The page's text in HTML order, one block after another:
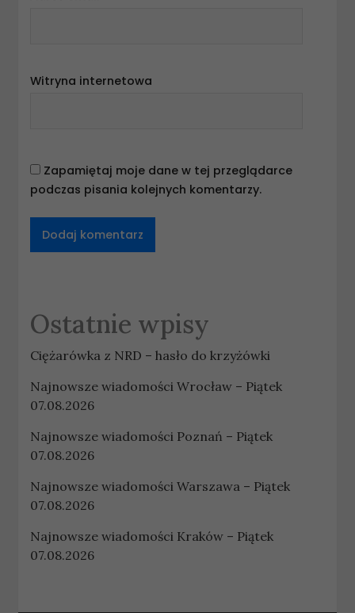
Witryna internetowa
Zapamiętaj moje dane w tej przeglądarce
podczas pisania kolejnych komentarzy.
Ostatnie wpisy
Ciężarówka z NRD – hasło do krzyżówki
Najnowsze wiadomości Wrocław – Piątek
07.08.2026
Najnowsze wiadomości Poznań – Piątek
07.08.2026
Najnowsze wiadomości Warszawa – Piątek
07.08.2026
Najnowsze wiadomości Kraków – Piątek
07.08.2026